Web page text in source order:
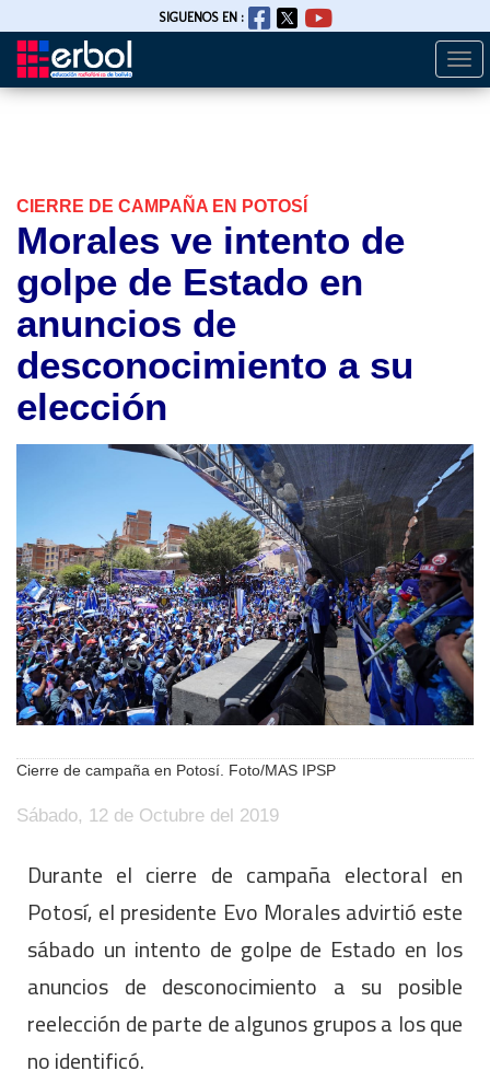
Pasar
SIGUENOS EN :
CIERRE DE CAMPAÑA EN POTOSÍ
Morales ve intento de
golpe de Estado en
anuncios de
desconocimiento a su
elección
Cierre de campaña en Potosí. Foto/MAS IPSP
Sábado, 12 de Octubre del 2019
Durante el cierre de campaña electoral en
Potosí, el presidente Evo Morales advirtió este
sábado un intento de golpe de Estado en los
anuncios de desconocimiento a su posible
reelección de parte de algunos grupos a los que
no identificó.